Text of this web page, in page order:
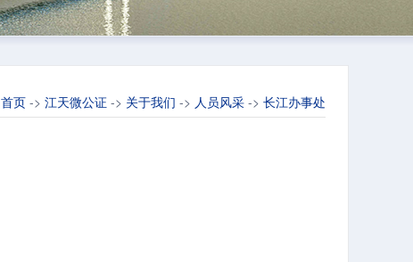
首页 -> 江天微公证 -> 关于我们 -> 人员风采 -> 长江办事处